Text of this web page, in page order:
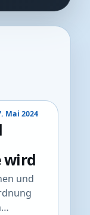
Mai 2024
wird
und